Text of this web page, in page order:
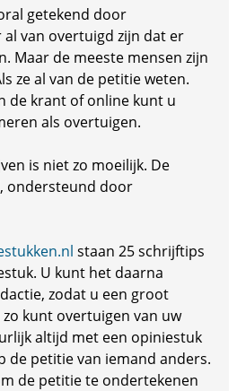
getekend door
van overtuigd zijn dat er
Maar de meeste mensen zijn
ze al van de petitie weten.
de krant of online kunt u
als overtuigen.
is niet zo moeilijk. De
ondersteund door
staan 25 schrijftips
U kunt het daarna
zodat u een groot
kunt overtuigen van uw
altijd met een opiniestuk
de petitie van iemand anders.
de petitie te ondertekenen